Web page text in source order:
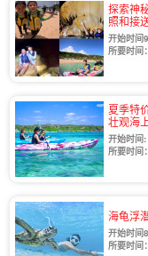
探索神
照和接
开始时间
所要时间
夏季特
壮观海
的家庭
开始时间
10:30-
15:30-
所要时间
开始时间
13:30-
所要时间